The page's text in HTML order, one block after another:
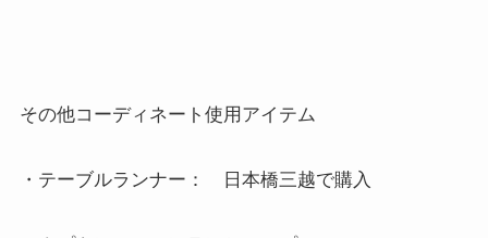
その他コーディネート使用アイテム
・テーブルランナー：　日本橋三越で購入